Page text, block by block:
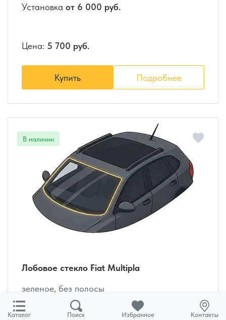
Каталог Поиск Избранное Контакты
Установка от 6 000 руб.
Цена: 5 700 руб.
Купить Подробнее
Лобовое стекло Fiat Multipla
зеленое, без полосы
Установка
от 6 000 руб.